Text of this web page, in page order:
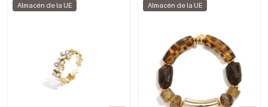
Almacén de la UE Almacén de la UE